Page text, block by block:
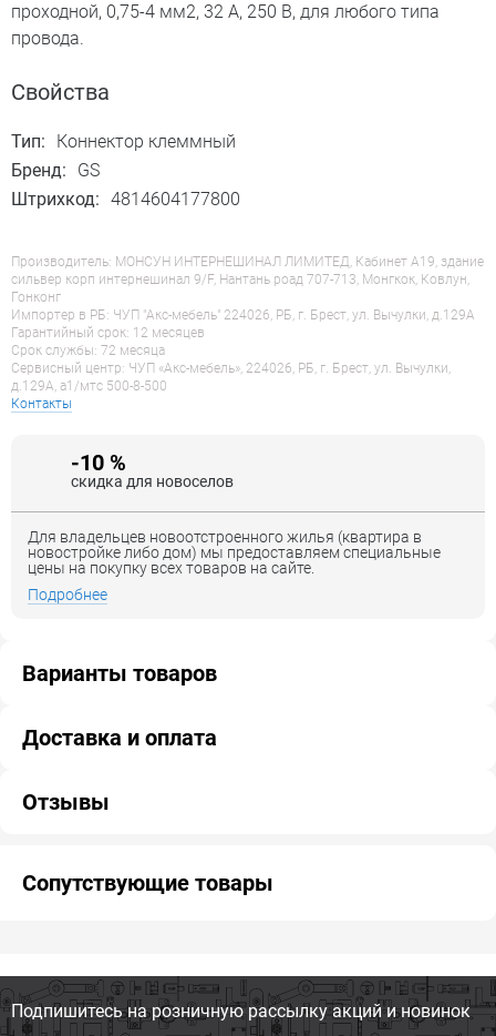
проходной, 0,75-4 мм2, 32 А, 250 В, для любого типа
провода.
Свойства
Тип:
Коннектор клеммный
Бренд:
GS
Штрихкод: 4814604177800
Производитель: МОНСУН ИНТЕРНЕШИНАЛ ЛИМИТЕД, Кабинет А19, здание
сильвер корп интернешинал 9/F, Нантань роад 707-713, Монгкок, Ковлун,
Гонконг
Импортер в РБ: ЧУП "Акс-мебель" 224026, РБ, г. Брест, ул. Вычулки, д.129А
Гарантийный срок: 12 месяцев
Срок службы: 72 месяца
Сервисный центр: ЧУП «Акс-мебель», 224026, РБ, г. Брест, ул. Вычулки,
д.129А, a1/мтс 500-8-500
Контакты
-10 %
скидка для новоселов
Для владельцев новоотстроенного жилья (квартира в
новостройке либо дом) мы предоставляем специальные
цены на покупку всех товаров на сайте.
Подробнее
Варианты товаров
Доставка и оплата
Отзывы
Сопутствующие товары
Подпишитесь на розничную рассылку акций и новинок